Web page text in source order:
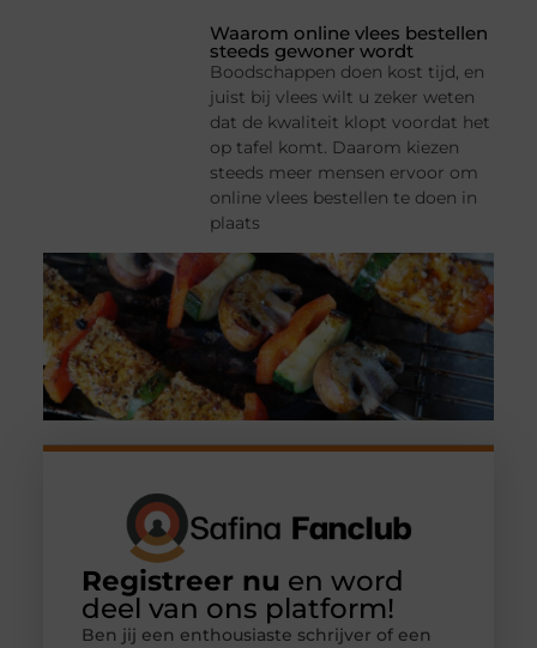
Waarom online vlees bestellen
steeds gewoner wordt
Boodschappen doen kost tijd, en
juist bij vlees wilt u zeker weten
dat de kwaliteit klopt voordat het
op tafel komt. Daarom kiezen
steeds meer mensen ervoor om
online vlees bestellen te doen in
plaats
Registreer nu en word
deel van ons platform!
Ben jij een enthousiaste schrijver of een